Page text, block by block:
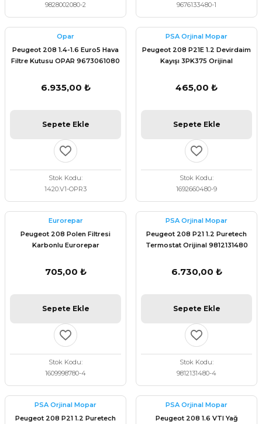
9828002080-2
9676133480-1
Opar
Peugeot 208 1.4-1.6 Euro5 Hava
Filtre Kutusu OPAR 9673061080
6.935,00 ₺
Sepete Ekle
Stok Kodu
1420.V1-OPR3
PSA Orjinal Mopar
Peugeot 208 P21E 1.2 Devirdaim
Kayışı 3PK375 Orijinal
465,00 ₺
Sepete Ekle
Stok Kodu
1692660480-9
Eurorepar
Peugeot 208 Polen Filtresi
Karbonlu Eurorepar
705,00 ₺
Sepete Ekle
Stok Kodu
1609998780-4
PSA Orjinal Mopar
Peugeot 208 P21 1.2 Puretech
Termostat Orijinal 9812131480
6.730,00 ₺
Sepete Ekle
Stok Kodu
9812131480-4
PSA Orjinal Mopar
Peugeot 208 P21 1.2 Puretech
PSA Orjinal Mopar
Peugeot 208 1.6 VTI Yağ